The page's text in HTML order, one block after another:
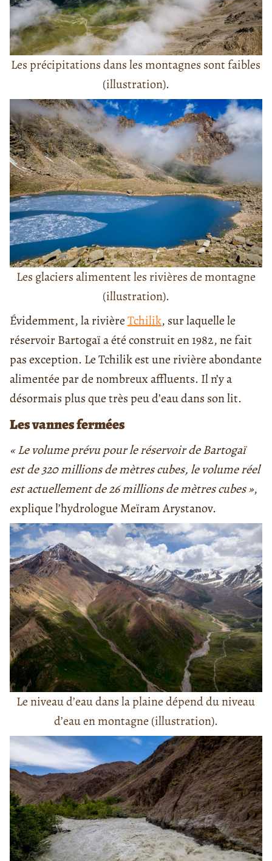
Les précipitations dans les montagnes sont faibles
(illustration).
Les glaciers alimentent les rivières de montagne
(illustration).
Évidemment, la rivièreTchilik, sur laquelle le
réservoir Bartogaï a été construit en 1982, ne fait
pas exception. Le Tchilik est une rivière abondante
alimentée par de nombreux affluents. Il n’y a
désormais plus que très peu d’eau dans son lit.
Les vannes fermées
« Le volume prévu pour le réservoir de Bartogaï
est de 320 millions de mètres cubes, le volume réel
est actuellement de 26 millions de mètres cubes »,
explique l’hydrologue Meïram Arystanov.
Le niveau d’eau dans la plaine dépend du niveau
d’eau en montagne (illustration).